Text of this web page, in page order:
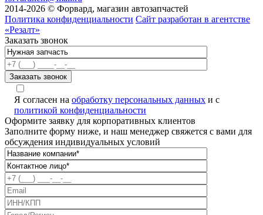
2014-2026 © Форвард, магазин автозапчастей
Политика конфиденциальности Сайт разработан в агентстве
«Резалт»
Заказать звонок
Я согласен на обработку персональных данных и с
политикой конфиденциальности
Оформите заявку для корпоративных клиентов
Заполните форму ниже, и наш менеджер свяжется с вами для
обсуждения индивидуальных условий